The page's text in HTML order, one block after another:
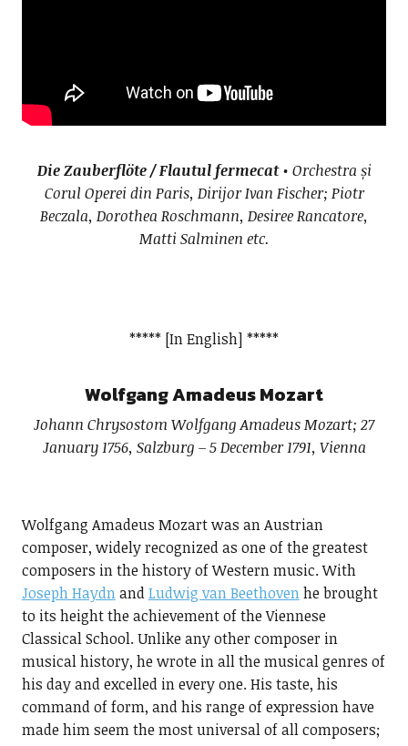
Die Zauberflöte / Flautul fermecat• Orchestra și
Corul Operei din Paris, DirijorIvan Fischer; Piotr
Beczala, Dorothea Roschmann, Desiree Rancatore,
Matti Salminen etc.
***** [In English] *****
Wolfgang Amadeus Mozart
Johann Chrysostom Wolfgang Amadeus Mozart; 27
January 1756, Salzburg – 5 December 1791, Vienna
Wolfgang Amadeus Mozart was an Austrian
composer, widely recognized as one of the greatest
composers in the history of Western music. With
Joseph HaydnandLudwig van Beethovenhe brought
to its height the achievement of the Viennese
Classical School. Unlike any other composer in
musical history, he wrote in all the musical genres of
his day and excelled in every one. His taste, his
command of form, and his range of expression have
made him seem the most universal of all composers;